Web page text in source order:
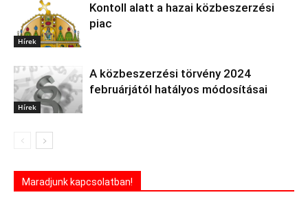
Hírek
Kontoll alatt a hazai közbeszerzési
piac
Hírek
A közbeszerzési törvény 2024
februárjától hatályos módosításai
Maradjunk kapcsolatban!